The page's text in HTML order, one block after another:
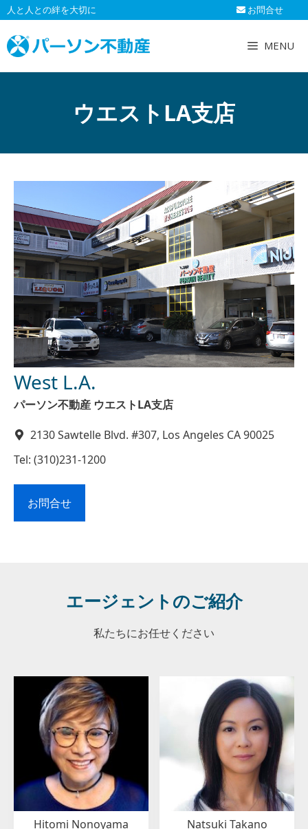
コ
ン
テ
ン
ツ
プ
人と人との絆を大切に お問合せ
MENU
ウエストLA支店
West L.A.
パーソン不動産 ウエストLA支店
2130 Sawtelle Blvd. #307, Los Angeles CA 90025
Tel: (310)231-1200
お問合せ
エージェントのご紹介
私たちにお任せください
Hitomi Nonoyama
Natsuki Takano